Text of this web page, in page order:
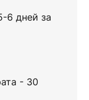
6 дней за
- 30